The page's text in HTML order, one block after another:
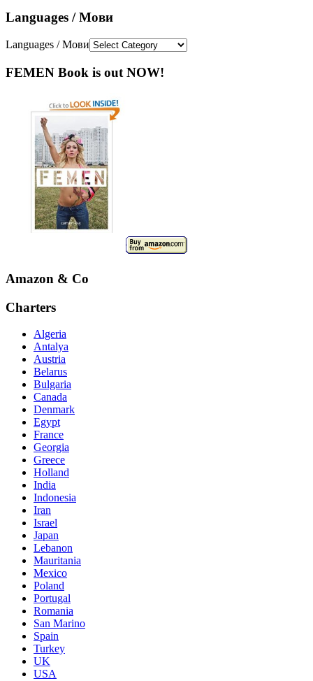
Languages / Мови
Languages / Мови
FEMEN Book is out NOW!
Amazon & Co
Charters
Algeria
Antalya
Austria
Belarus
Bulgaria
Canada
Denmark
Egypt
France
Georgia
Greece
Holland
India
Indonesia
Iran
Israel
Japan
Lebanon
Mauritania
Mexico
Poland
Portugal
Romania
San Marino
Spain
Turkey
UK
USA